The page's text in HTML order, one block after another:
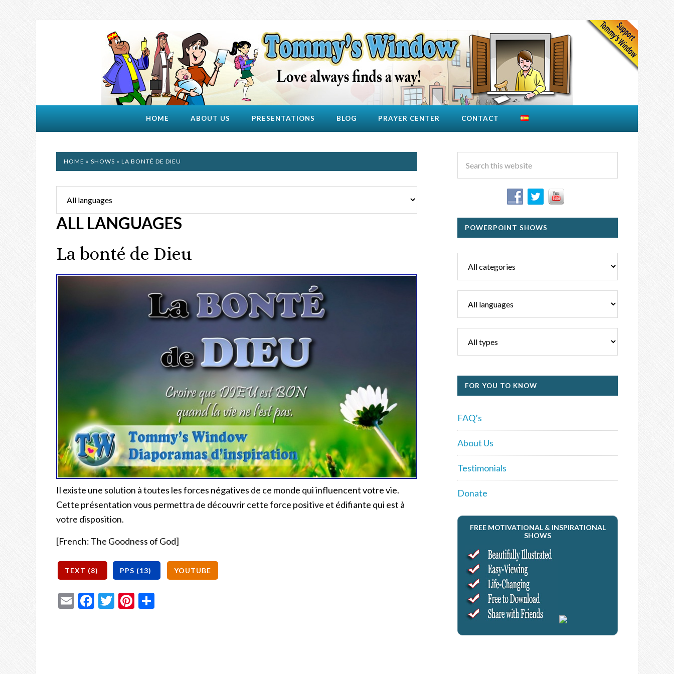
HOME ABOUT US PRESENTATIONS BLOG PRAYER CENTER CONTACT
HOME » SHOWS » LA BONTÉ DE DIEU
ALL LANGUAGES
La bonté de Dieu
Il existe une solution à toutes les forces négatives de ce monde qui influencent votre vie.
Cette présentation vous permettra de découvrir cette force positive et édifiante qui est à
votre disposition.
[French: The Goodness of God]
EmailFacebook
TwitterPinterest
POWERPOINT SHOWS
FOR YOU TO KNOW
FAQ’s
About Us
Testimonials
Donate
FREE MOTIVATIONAL & INSPIRATIONAL
SHOWS